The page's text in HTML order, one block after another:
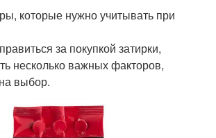
которые нужно учитывать при
за покупкой затирки,
несколько важных факторов,
выбор.